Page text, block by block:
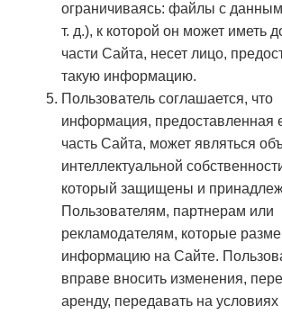
ограничиваясь: файлы с
т. д.), к которой он может иметь
части Сайта, несет лицо,
такую информацию.
Пользователь соглашается, что
информация, предоставленная
часть Сайта, может являться
интеллектуальной
который защищены и
Пользователям, партнерам или
рекламодателям, которые
информацию на Сайте.
вправе вносить изменения,
аренду, передавать на условиях